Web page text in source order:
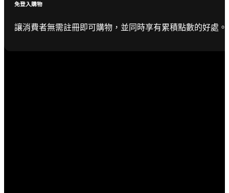
免登入購物
讓消費者無需註冊即可購物，並同時享有累積點數的好處。